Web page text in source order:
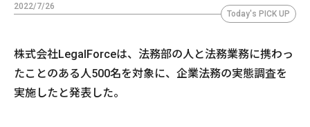
2022/7/26
Today's PICK UP
株式会社LegalForceは、法務部の人と法務業務に携わっ
たことのある人500名を対象に、企業法務の実態調査を
実施したと発表した。